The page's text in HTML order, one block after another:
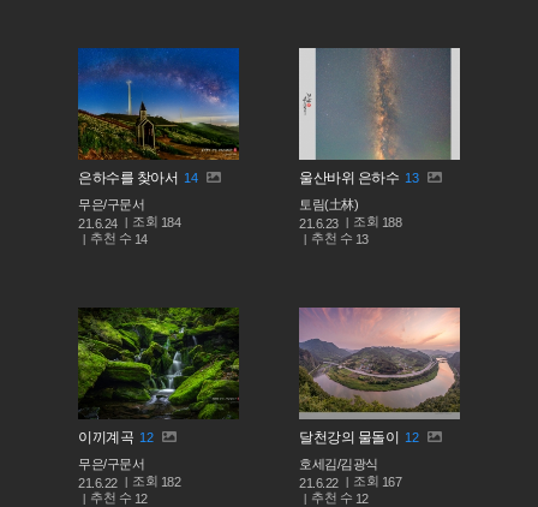
은하수를 찾아서 14
무은/구문서
21.6.24
조회 184
추천 수 14
울산바위 은하수 13
토림(土林)
21.6.23
조회 188
추천 수 13
이끼계곡 12
무은/구문서
21.6.22
조회 182
추천 수 12
달천강의 물돌이
12
호세김/김광식
21.6.22
조회 167
추천 수 12